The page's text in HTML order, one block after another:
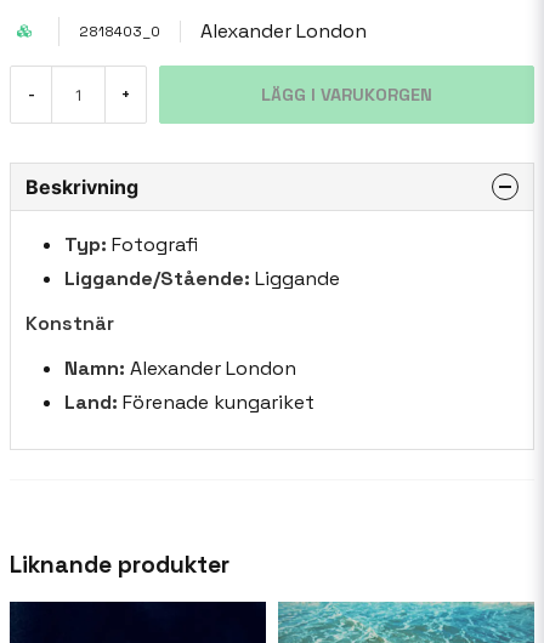
2818403_0 Alexander London
- + LÄGG I VARUKORGEN
Beskrivning
Typ: Fotografi
Liggande/Stående: Liggande
Konstnär
Namn: Alexander London
Land: Förenade kungariket
Liknande produkter